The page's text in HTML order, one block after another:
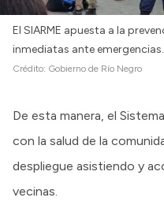
El SIARME apuesta a la
inmediatas ante emergencias.
Crédito: Gobierno de Río Negro
De esta manera, el
con la salud de la
despliegue asistiendo y
vecinas.